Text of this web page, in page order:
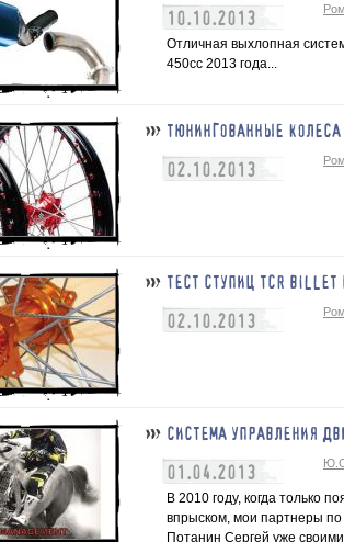
10.10.2013
Отличная выхлопная
450сс 2013 года...
ТЮНИНГОВАННЫЕ КОЛЕСА
02.10.2013
ТЕСТ СТУПИЦ TCR BILLET
02.10.2013
СИСТЕМА УПРАВЛЕНИЯ
01.04.2013
В 2010 году, когда только
впрыском, мои партнеры
Потанин Сергей уже